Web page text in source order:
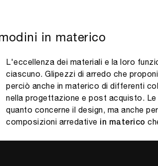
in materico
L'eccellenza dei materiali e la loro
ciascuno. Glipezzi di arredo che
perciò anche in materico di differenti
nella progettazione e post acquisto.
quanto concerne il design, ma anche
composizioni arredative
in materico